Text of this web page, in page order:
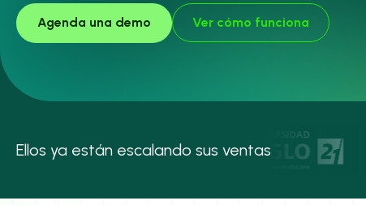
Agenda una demo Ver cómo funciona
Ellos ya están escalando sus ventas